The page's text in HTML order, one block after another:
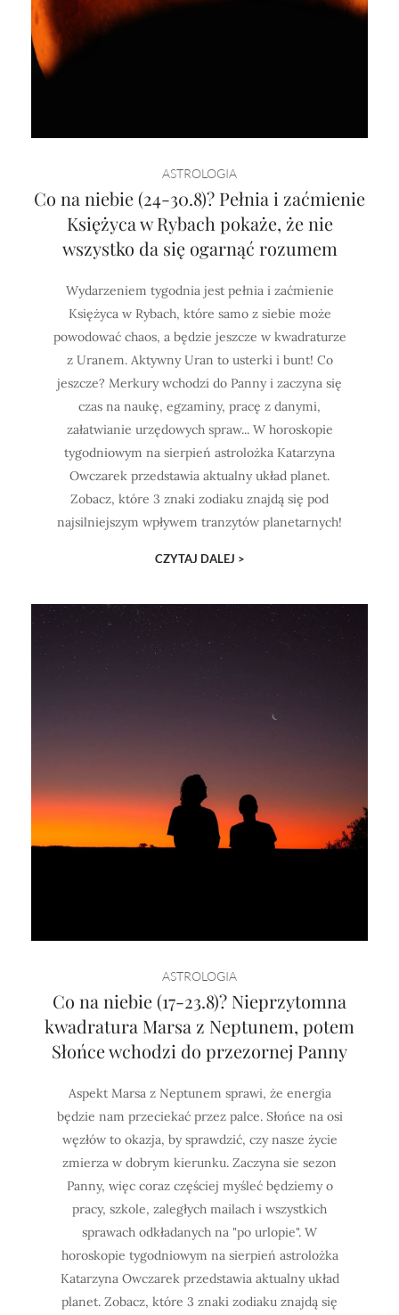
ASTROLOGIA
Co na niebie (24-30.8)? Pełnia i zaćmienie
Księżyca w Rybach pokaże, że nie
wszystko da się ogarnąć rozumem
Wydarzeniem tygodnia jest pełnia i zaćmienie
Księżyca w Rybach, które samo z siebie może
powodować chaos, a będzie jeszcze w kwadraturze
z Uranem. Aktywny Uran to usterki i bunt! Co
jeszcze? Merkury wchodzi do Panny i zaczyna się
czas na naukę, egzaminy, pracę z danymi,
załatwianie urzędowych spraw... W horoskopie
tygodniowym na sierpień astrolożka Katarzyna
Owczarek przedstawia aktualny układ planet.
Zobacz, które 3 znaki zodiaku znajdą się pod
najsilniejszym wpływem tranzytów planetarnych!
CZYTAJ DALEJ >
ASTROLOGIA
Co na niebie (17-23.8)? Nieprzytomna
kwadratura Marsa z Neptunem, potem
Słońce wchodzi do przezornej Panny
Aspekt Marsa z Neptunem sprawi, że energia
będzie nam przeciekać przez palce. Słońce na osi
węzłów to okazja, by sprawdzić, czy nasze życie
zmierza w dobrym kierunku. Zaczyna sie sezon
Panny, więc coraz częściej myśleć będziemy o
pracy, szkole, zaległych mailach i wszystkich
sprawach odkładanych na "po urlopie". W
horoskopie tygodniowym na sierpień astrolożka
Katarzyna Owczarek przedstawia aktualny układ
planet. Zobacz, które 3 znaki zodiaku znajdą się